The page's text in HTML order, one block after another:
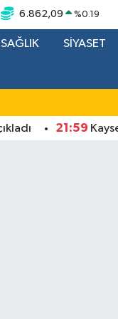
6.862,09 %0.19
SAĞLIK SİYASET
21:59